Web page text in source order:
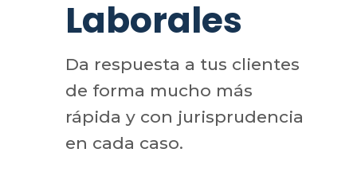
Laborales
Da respuesta a tus clientes
de forma mucho más
rápida y con jurisprudencia
en cada caso.